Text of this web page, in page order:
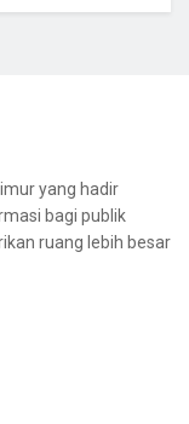
yang hadir
bagi publik
ruang lebih besar